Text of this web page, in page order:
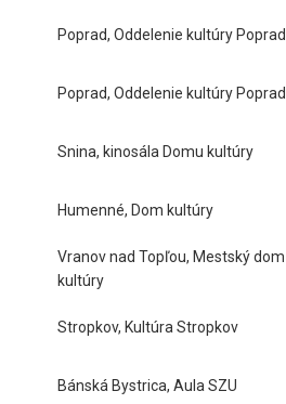
Poprad, Oddelenie kultúry Poprad
Poprad, Oddelenie kultúry Poprad
Snina, kinosála Domu kultúry
Humenné, Dom kultúry
Vranov nad Topľou, Mestský dom
kultúry
Stropkov, Kultúra Stropkov
Bánská Bystrica, Aula SZU